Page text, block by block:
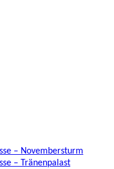
– Novembersturm
– Tränenpalast